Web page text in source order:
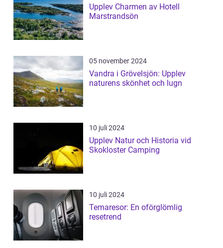
Upplev Charmen av Hotell
Marstrandsön
05 november 2024
Vandra i Grövelsjön: Upplev
naturens skönhet och lugn
10 juli 2024
Upplev Natur och Historia vid
Skokloster Camping
10 juli 2024
Temaresor: En oförglömlig
resetrend